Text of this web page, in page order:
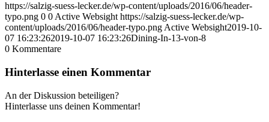
https://salzig-suess-lecker.de/wp-content/uploads/2016/06/header-
typo.png 0 0 Active Websight https://salzig-suess-lecker.de/wp-
content/uploads/2016/06/header-typo.png Active Websight2019-10-
07 16:23:262019-10-07 16:23:26Dining-In-13-von-8
0 Kommentare
Hinterlasse einen Kommentar
An der Diskussion beteiligen?
Hinterlasse uns deinen Kommentar!